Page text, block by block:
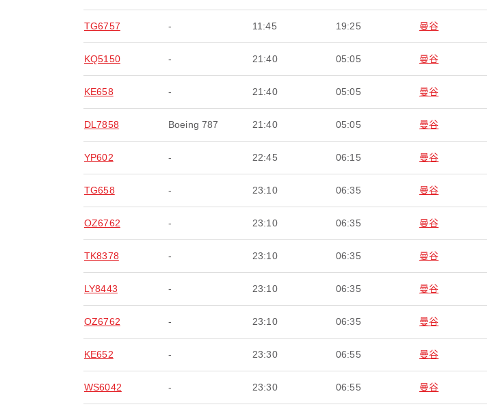
TG6757 - 11:45 19:25 曼谷
KQ5150 - 21:40 05:05 曼谷
KE658 - 21:40 05:05 曼谷
DL7858 Boeing 787 21:40 05:05 曼谷
YP602 - 22:45 06:15 曼谷
TG658 - 23:10 06:35 曼谷
OZ6762 - 23:10 06:35 曼谷
TK8378 - 23:10 06:35 曼谷
LY8443 - 23:10 06:35 曼谷
OZ6762 - 23:10 06:35 曼谷
KE652 - 23:30 06:55 曼谷
WS6042 - 23:30 06:55 曼谷